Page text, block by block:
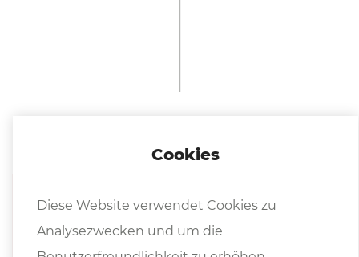
Prospekte
Cookies
Diese Website verwendet Cookies zu
Analysezwecken und um die